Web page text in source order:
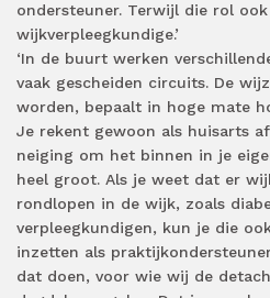
ondersteuner. Terwijl die rol
wijkverpleegkundige.’
‘In de buurt werken
vaak gescheiden circuits. De
worden, bepaalt in hoge mate
Je rekent gewoon als huisarts
neiging om het binnen in je
heel groot. Als je weet dat er
rondlopen in de wijk, zoals
verpleegkundigen, kun je die
inzetten als
dat doen, voor wie wij de